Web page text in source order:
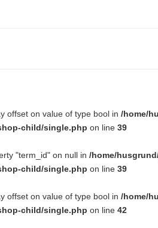
offset on value of type bool in /home/
child/single.php on line 39
"term_id" on null in /home/
child/single.php on line 39
offset on value of type bool in /home/
child/single.php on line 42